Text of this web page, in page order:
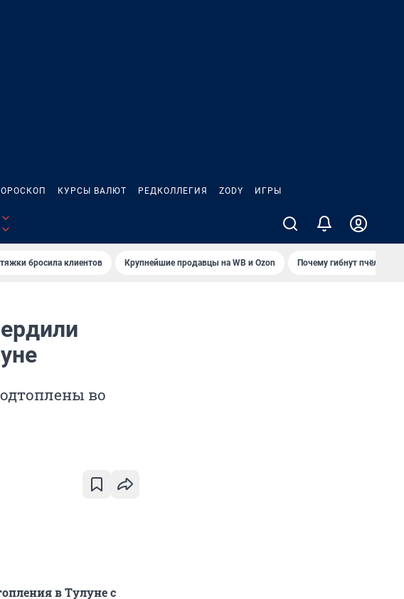
КУРСЫ ВАЛЮТ РЕДКОЛЛЕГИЯ ZODY ИГРЫ
бросила клиентов Крупнейшие продавцы на WB и Ozon Почему гибнут пчёлы?
во
в Тулуне с